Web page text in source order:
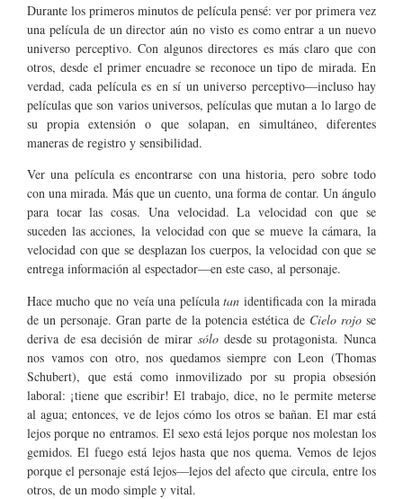
Durante los primeros minutos de película pensé: ver por primera vez
una película de un director aún no visto es como entrar a un nuevo
universo perceptivo. Con algunos directores es más claro que con
otros, desde el primer encuadre se reconoce un tipo de mirada. En
verdad, cada película es en sí un universo perceptivo—incluso hay
películas que son varios universos, películas que mutan a lo largo de
su propia extensión o que solapan, en simultáneo, diferentes
maneras de registro y sensibilidad.
Ver una película es encontrarse con una historia, pero sobre todo
con una mirada. Más que un cuento, una forma de contar. Un ángulo
para tocar las cosas. Una velocidad. La velocidad con que se
suceden las acciones, la velocidad con que se mueve la cámara, la
velocidad con que se desplazan los cuerpos, la velocidad con que se
entrega información al espectador—en este caso, al personaje.
Hace mucho que no veía una películatan identificada con la mirada
de un personaje. Gran parte de la potencia estética de Cielo rojo se
deriva de esa decisión de mirar sólodesde su protagonista. Nunca
nos vamos con otro, nos quedamos siempre con Leon (Thomas
Schubert), que está como inmovilizado por su propia obsesión
laboral: ¡tiene que escribir! El trabajo, dice, no le permite meterse
al agua; entonces, ve de lejos cómo los otros se bañan. El mar está
lejos porque no entramos. El sexo está lejos porque nos molestan los
gemidos. El fuego está lejos hasta que nos quema. Vemos de lejos
porque el personaje está lejos—lejos del afecto que circula, entre los
otros, de un modo simple y vital.